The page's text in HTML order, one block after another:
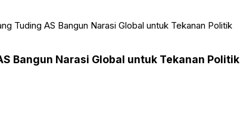
Tuding AS Bangun Narasi Global untuk Tekanan Politik
Bangun Narasi Global untuk Tekanan Politik